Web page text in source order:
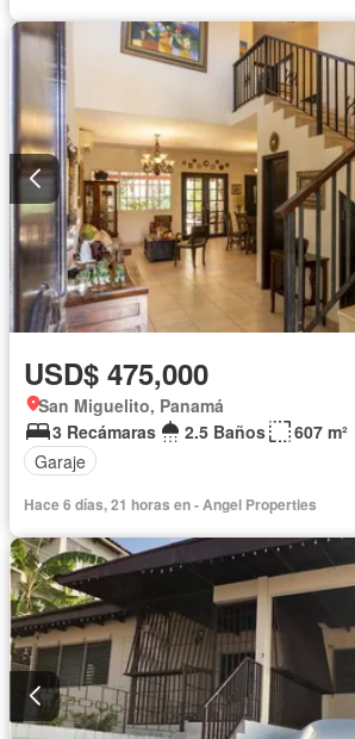
USD$ 475,000
San Miguelito, Panamá
3 Recámaras
2.5 Baños
607 m²
Garaje
Hace 6 días, 21 horas en - Angel Properties